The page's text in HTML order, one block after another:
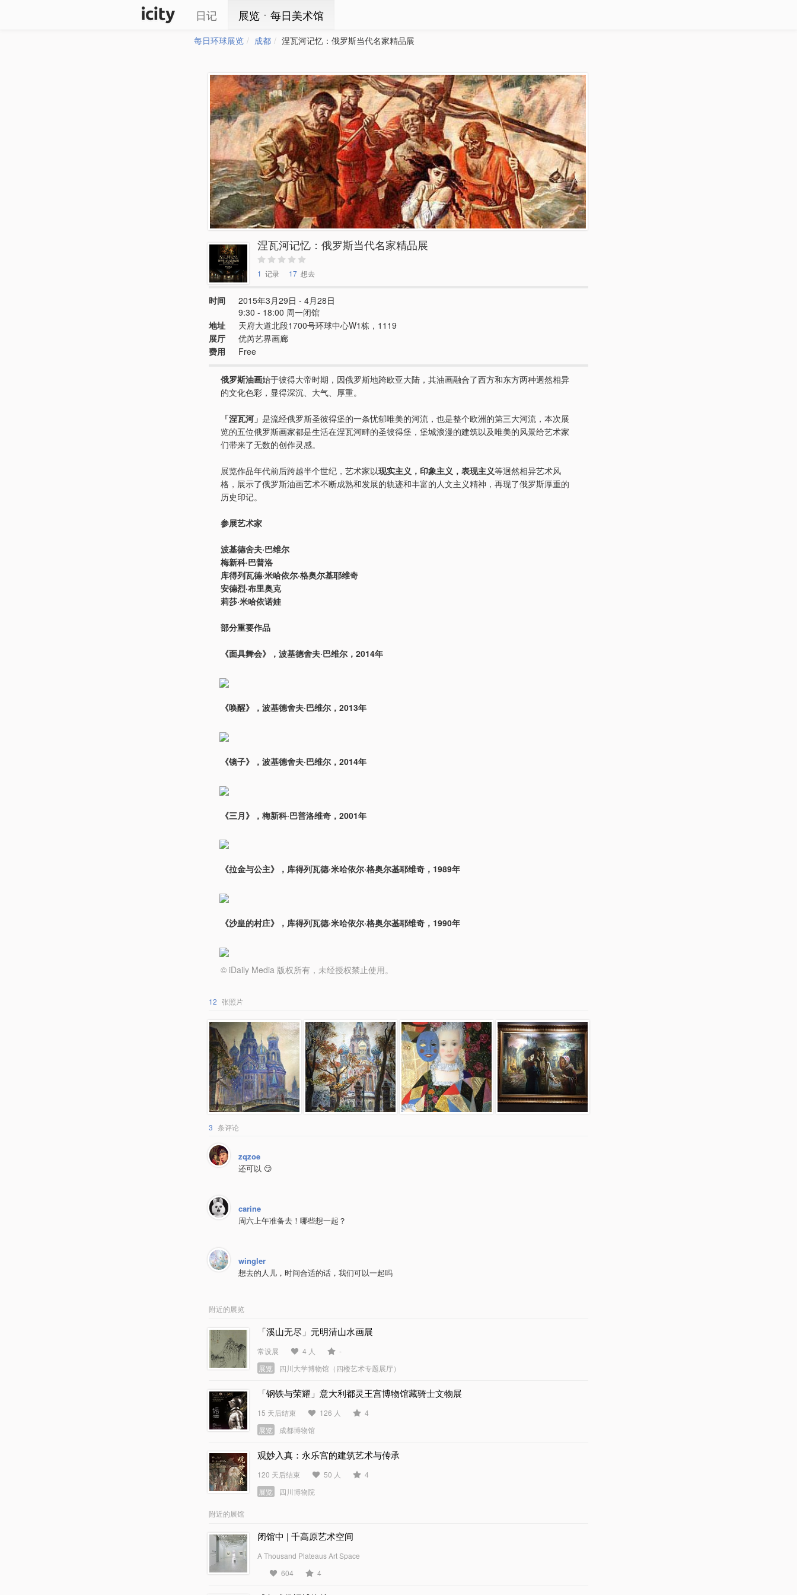
日记 展览ㆍ每日美术馆
每日环球展览 成都 涅瓦河记忆：俄罗斯当代名家精品展
涅瓦河记忆：俄罗斯当代名家精品展
1 记录 17 想去
时间
2015年3月29日 - 4月28日
9:30 - 18:00 周一闭馆
地址
天府大道北段1700号环球中心W1栋，1119
展厅
优芮艺界画廊
费用
Free
俄罗斯油画始于彼得大帝时期，因俄罗斯地跨欧亚大陆，其油画融合了西方和东方两种迥然相异
的文化色彩，显得深沉、大气、厚重。
「涅瓦河」 是流经俄罗斯圣彼得堡的一条忧郁唯美的河流，也是整个欧洲的第三大河流，本次展
览的五位俄罗斯画家都是生活在涅瓦河畔的圣彼得堡，堡城浪漫的建筑以及唯美的风景给艺术家
们带来了无数的创作灵感。
展览作品年代前后跨越半个世纪，艺术家以现实主义，印象主义，表现主义等迥然相异艺术风
格，展示了俄罗斯油画艺术不断成熟和发展的轨迹和丰富的人文主义精神，再现了俄罗斯厚重的
历史印记。
参展艺术家
波基德舍夫·巴维尔
梅新科·巴普洛
库得列瓦德·米哈依尔·格奥尔基耶维奇
安德烈·布里奥克
莉莎·米哈依诺娃
部分重要作品
《面具舞会》，波基德舍夫·巴维尔，2014年
《唤醒》，波基德舍夫·巴维尔，2013年
《镜子》，波基德舍夫·巴维尔，2014年
《三月》，梅新科·巴普洛维奇，2001年
《拉金与公主》，库得列瓦德·米哈依尔·格奥尔基耶维奇，1989年
《沙皇的村庄》，库得列瓦德·米哈依尔·格奥尔基耶维奇，1990年
© iDaily Media 版权所有，未经授权禁止使用。
12 张照片
3 条评论
zqzoe
还可以 😏
carine
周六上午准备去！哪些想一起？
wingler
想去的人儿，时间合适的话，我们可以一起吗
附近的展览
「溪山无尽」元明清山水画展
常设展 4 人
-
展览
四川大学博物馆（四楼艺术专题展厅）
「钢铁与荣耀」意大利都灵王宫博物馆藏骑士文物展
15 天后结束 126 人
4
展览
成都博物馆
观妙入真：永乐宫的建筑艺术与传承
120 天后结束 50 人
4
展览
四川博物院
附近的展馆
闭馆中 | 千高原艺术空间
A Thousand Plateaus Art Space
604
4